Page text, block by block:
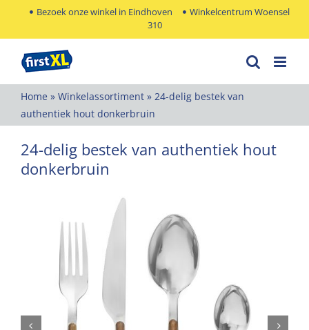
Bezoek onze winkel in Eindhoven
Winkelcentrum Woensel
310
Home » Winkelassortiment » 24-delig bestek van
authentiek hout donkerbruin
24-delig bestek van authentiek hout
donkerbruin